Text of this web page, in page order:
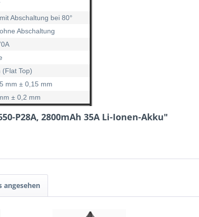
Abschaltung bei 80°
Abschaltung
(Flat Top)
mm ± 0,15 mm
± 0,2 mm
P28A, 2800mAh 35A Li-Ionen-Akku"
angesehen